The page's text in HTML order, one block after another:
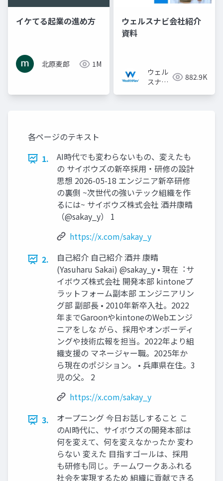
イケてる起業の進め方
北原麦郎 1M
ウェルスナビ会社紹介
資料
ウェル
スナビ
882.9K
各ページのテキスト
1.
AI時代でも変わらないもの、変えたも
の サイボウズの新卒採⽤・研修の設計
思想 2026-05-18 エンジニア新卒研修
の裏側 ~次世代の強いテック組織を作
るには~ サイボウズ株式会社 酒井康晴
（@sakay_y） 1
https://x.com/sakay_y
2.
⾃⼰紹介 ⾃⼰紹介 酒井 康晴
(Yasuharu Sakai) @sakay_y • 現在︓サ
イボウズ株式会社 開発本部 kintoneプ
ラットフォーム副本部 エンジニアリン
グ部 副部⻑ • 2010年新卒⼊社。2022
年までGaroonやkintoneのWebエンジ
ニアをしな がら、採⽤やオンボーディ
ングや技術広報を担当。2022年より組
織⽀援の マネージャー職。2025年か
ら現在のポジション。 • 兵庫県在住。3
児の⽗。 2
https://x.com/sakay_y
3.
オープニング 今⽇お話しすること こ
のAI時代に、サイボウズの開発本部は
何を変えて、何を変えなかったか 変わ
らない 変えた ⽬指すゴールは、採⽤
も研修も同じ。チームワークあふれる
社会を実現するため 組織に貢献できる